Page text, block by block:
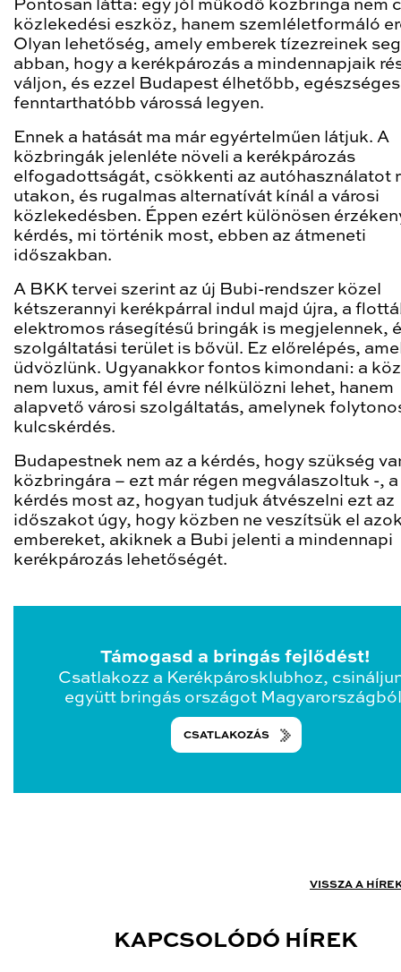
Pontosan látta: egy jól működő közbringa nem
közlekedési eszköz, hanem szemléletformáló
Olyan lehetőség, amely emberek tízezreinek
abban, hogy a kerékpározás a mindennapjaik
váljon, és ezzel Budapest élhetőbb,
fenntarthatóbb várossá legyen.
Ennek a hatását ma már egyértelműen látjuk. A
közbringák jelenléte növeli a kerékpározás
elfogadottságát, csökkenti az autóhasználatot
utakon, és rugalmas alternatívát kínál a városi
közlekedésben. Éppen ezért különösen
kérdés, mi történik most, ebben az átmeneti
időszakban.
A BKK tervei szerint az új Bubi-rendszer közel
kétszerannyi kerékpárral indul majd újra, a
elektromos rásegítésű bringák is megjelennek,
szolgáltatási terület is bővül. Ez előrelépés,
üdvözlünk. Ugyanakkor fontos kimondani: a
nem luxus, amit fél évre nélkülözni lehet, hanem
alapvető városi szolgáltatás, amelynek
kulcskérdés.
Budapestnek nem az a kérdés, hogy szükség
közbringára – ezt már régen megválaszoltuk -,
kérdés most az, hogyan tudjuk átvészelni ezt az
időszakot úgy, hogy közben ne veszítsük el
embereket, akiknek a Bubi jelenti a mindennapi
kerékpározás lehetőségét.
Támogasd a bringás fejlődést!
Csatlakozz a Kerékpárosklubhoz,
együtt bringás országot
CSATLAKOZÁS
VISSZA A
KAPCSOLÓDÓ HÍREK